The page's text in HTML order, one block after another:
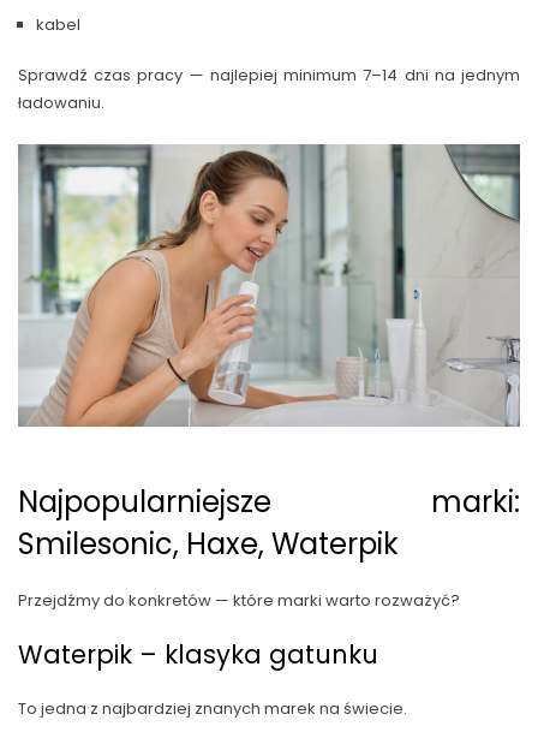
kabel
Sprawdź czas pracy — najlepiej minimum 7–14 dni na jednym
ładowaniu.
Najpopularniejsze marki:
Smilesonic, Haxe, Waterpik
Przejdźmy do konkretów — które marki warto rozważyć?
Waterpik – klasyka gatunku
To jedna z najbardziej znanych marek na świecie.